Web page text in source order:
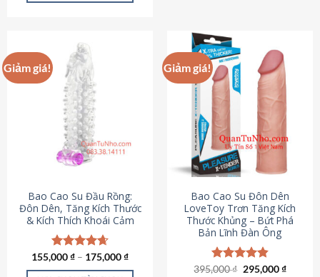
có
nhiều
biến
thể.
Các
tùy
chọn
có
chọn
trên
trang
sản
phẩm
Giảm giá!
Bao Cao Su Đầu Rồng:
Đôn Dên, Tăng Kích Thước
& Kích Thích Khoái Cảm
Được xếp
hạng4.69
155,000₫ – 175,000₫
Giảm giá!
Bao Cao Su Đôn Dên
LoveToy Trơn Tăng Kích
Thước Khủng – Bứt Phá
Bản Lĩnh Đàn Ông
Được xếp
395,000₫ Giá
295,000₫Giá